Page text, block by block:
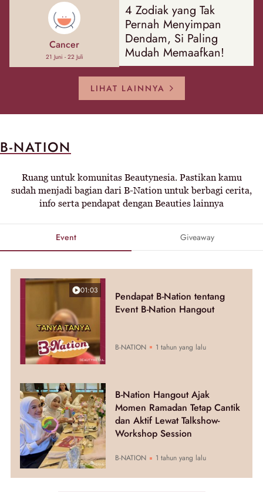
Cancer
21 Juni - 22 Juli
4 Zodiak yang Tak
Pernah Menyimpan
Dendam, Si Paling
Mudah Memaafkan!
LIHAT LAINNYA
B-NATION
Ruang untuk komunitas Beautynesia. Pastikan kamu
sudah menjadi bagian dari B-Nation untuk berbagi cerita,
info serta pendapat dengan Beauties lainnya
Event Giveaway
01:03
Pendapat B-Nation tentang
Event B-Nation Hangout
B-NATION 1 tahun yang lalu
B-Nation Hangout Ajak
Momen Ramadan Tetap Cantik
dan Aktif Lewat Talkshow-
Workshop Session
B-NATION 1 tahun yang lalu